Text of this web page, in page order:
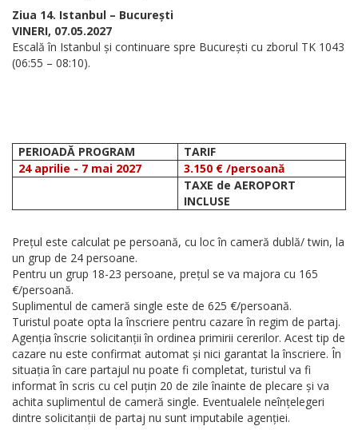
Ziua 14. Istanbul – București
VINERI, 07.05.2027
Escală în Istanbul și continuare spre București cu zborul TK 1043
(06:55 – 08:10).
PERIOADĂ PROGRAM
TARIF
24 aprilie - 7 mai 2027
3.150 € /persoană
TAXE de AEROPORT
INCLUSE
Prețul este calculat pe persoană, cu loc în cameră dublă/ twin, la
un grup de 24 persoane.
Pentru un grup 18-23 persoane, prețul se va majora cu 165
€/persoană.
Suplimentul de cameră single este de 625 €/persoană.
Turistul poate opta la înscriere pentru cazare în regim de partaj.
Agenția înscrie solicitanții în ordinea primirii cererilor. Acest tip de
cazare nu este confirmat automat și nici garantat la înscriere. În
situația în care partajul nu poate fi completat, turistul va fi
informat în scris cu cel puțin 20 de zile înainte de plecare și va
achita suplimentul de cameră single. Eventualele neînțelegeri
dintre solicitanții de partaj nu sunt imputabile agenției.